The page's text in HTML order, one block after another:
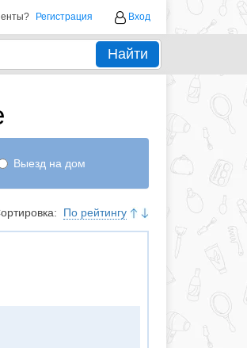
Регистрация Вход
Найти
Выезд на дом
По рейтингу